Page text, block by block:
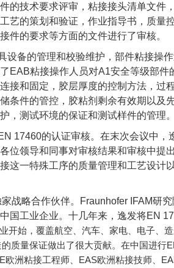
技术要求评审，粘接接头清单文件
艺的策划和验证，作业指导书，质量
件的要求等方面的文件进行了审核。
备的管理和校验维护，部件粘接操
EAB粘接操作人员对A1安全等级部件
接和固定，胶层厚度的控制方法，过
条件的管控，胶粘剂剩余有效期以及
，测试环境的保证和测试样件的管理。
17460的认证审核。在末次会议中，
位领导和同事对审核结果和审核中提
这一特殊工序的质量管理和工艺设计
战略合作伙伴。 Fraunhofer IFAM研
国工业企业。十几年来，逸发将EN
开始，覆盖航空、汽车、家电、电子、
质量保证做出了很大贡献。在中国进行
欧洲粘接工程师、 EAS欧洲粘接技师、